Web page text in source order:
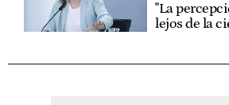
"La
lejos de la